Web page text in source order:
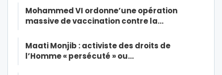
Mohammed VI ordonne’une opération
massive de vaccination contre la…
Maati Monjib : activiste des droits de
l’Homme « persécuté » ou…